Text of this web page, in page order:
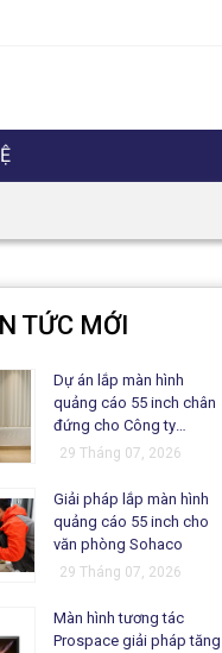
TỨC MỚI
Dự án lắp màn hình
quảng cáo 55 inch chân
đứng cho Công ty
Matsuo
29 Tháng 07, 2026
Giải pháp lắp màn hình
quảng cáo 55 inch cho
văn phòng Sohaco
29 Tháng 07, 2026
Màn hình tương tác
Prospace giải pháp tăng